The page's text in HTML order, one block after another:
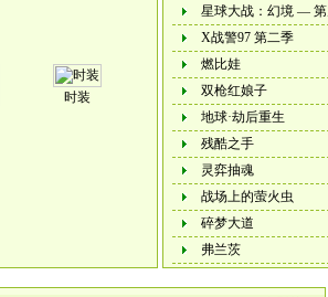
时装
星球大战：幻境 —
X战警97 第二季
燃比娃
双枪红娘子
地球·劫后重生
残酷之手
灵弈抽魂
战场上的萤火虫
碎梦大道
弗兰茨